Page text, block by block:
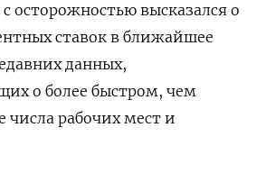
осторожностью высказался о
ставок в ближайшее
данных,
о более быстром, чем
числа рабочих мест и